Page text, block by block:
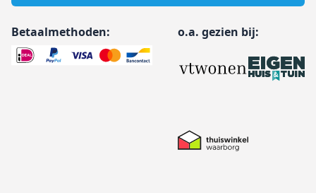
Betaalmethoden: o.a. gezien bij: